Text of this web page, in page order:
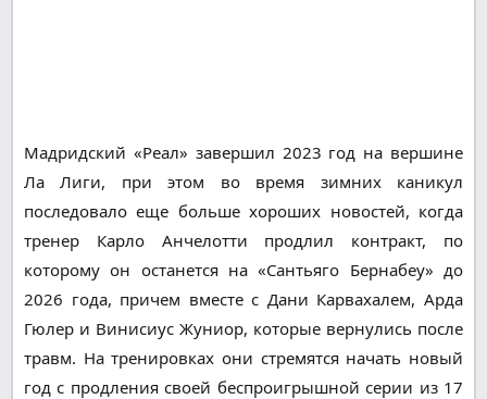
Мадридский «Реал» завершил 2023 год на вершине
Ла Лиги, при этом во время зимних каникул
последовало еще больше хороших новостей, когда
тренер Карло Анчелотти продлил контракт, по
которому он останется на «Сантьяго Бернабеу» до
2026 года, причем вместе с Дани Карвахалем, Арда
Гюлер и Винисиус Жуниор, которые вернулись после
травм. На тренировках они стремятся начать новый
год с продления своей беспроигрышной серии из 17